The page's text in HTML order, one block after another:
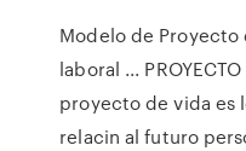
Modelo de Proyecto
laboral ...
proyecto de vida es
relacin al futuro